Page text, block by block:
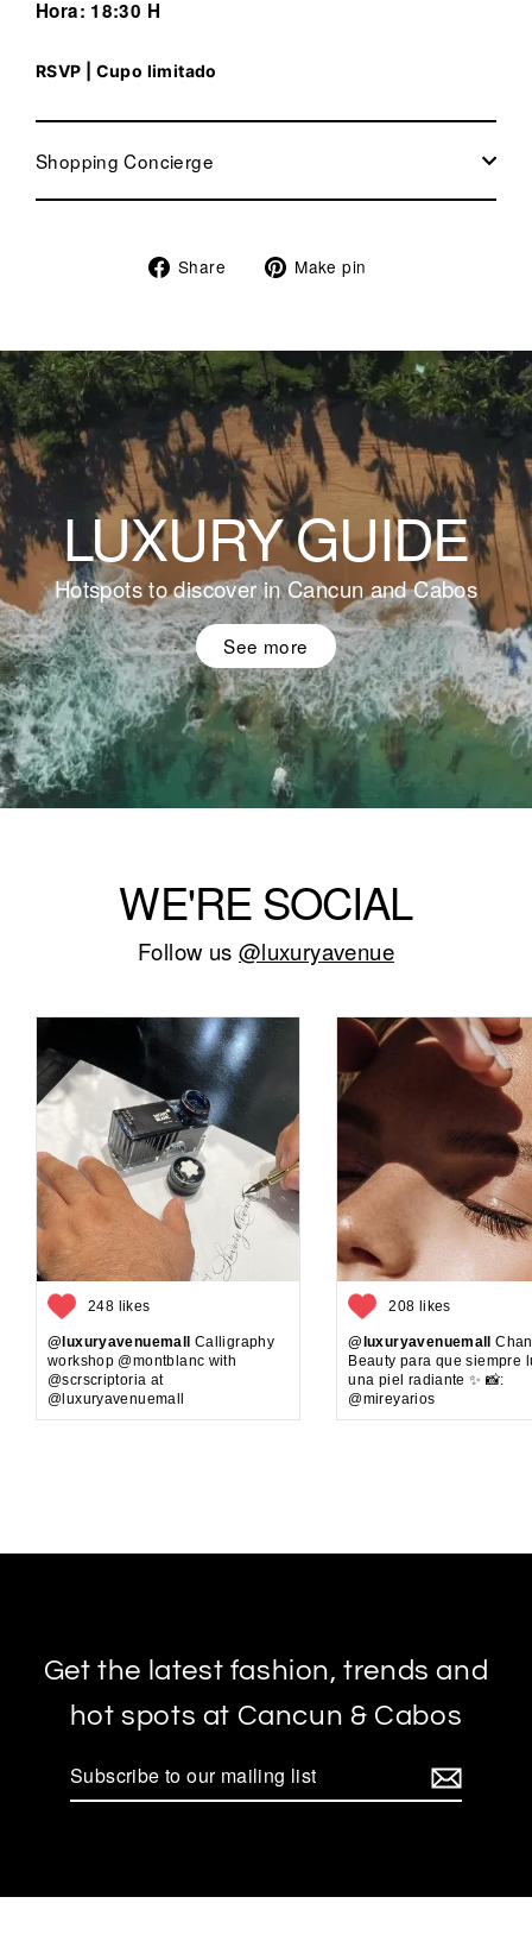
Hora: 18:30 H
RSVP | Cupo limitado
Shopping Concierge
Share
Share Make pin
LUXURY GUIDE
Hotspots to discover in Cancun and Cabos
See more
WE'RE SOCIAL
Follow us @luxuryavenue
248 likes
@luxuryavenuemall Calligraphy
workshop @montblanc with
@scrscriptoria at
@luxuryavenuemall
208 likes
@luxuryavenuemall
Beauty para que siempre
una piel radiante ✨ 📸:
@mireyarios
Get the latest fashion, trends and
hot spots at Cancun & Cabos